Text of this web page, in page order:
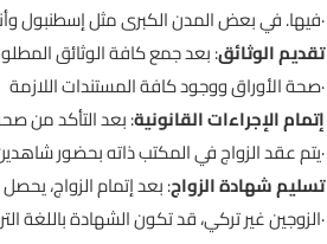
فيها. في بعض المدن الكبرى مثل إسطنبول وأنقرة. يتم التعامل مع مكاتب الزواج الخاصة بشكل منفصل·
تقديم الوثائق: بعد جمع كافة الوثائق
صحة الأوراق ووجود كافة المستندات اللازمة·
إتمام الإجراءات القانونية: بعد التأكد من
يتم عقد الزواج في المكتب ذاته بحضور شاهدين على الأقل·
تسليم شهادة الزواج: بعد إتمام الزواج،
الزوجين غير تركي، قد تكون الشهادة باللغة التركية وعليها توقيع رسمي·